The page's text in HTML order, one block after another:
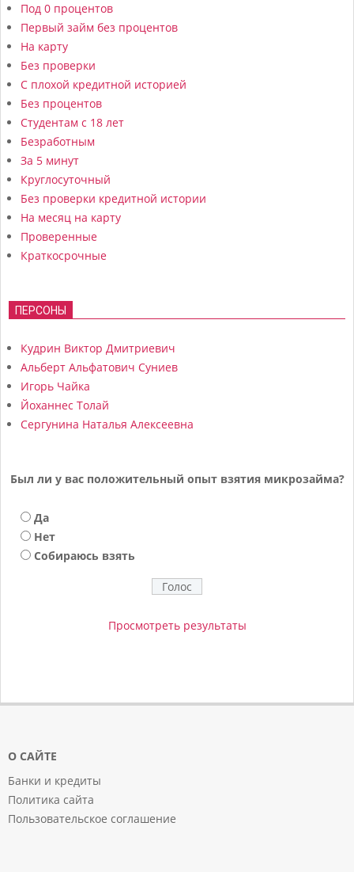
Под 0 процентов
Первый займ без процентов
На карту
Без проверки
С плохой кредитной историей
Без процентов
Студентам с 18 лет
Безработным
За 5 минут
Круглосуточный
Без проверки кредитной истории
На месяц на карту
Проверенные
Краткосрочные
ПЕРСОНЫ
Кудрин Виктор Дмитриевич
Альберт Альфатович Суниев
Игорь Чайка
Йоханнес Толай
Сергунина Наталья Алексеевна
Был ли у вас положительный опыт взятия микрозайма?
Да
Нет
Собираюсь взять
Просмотреть результаты
О САЙТЕ
Банки и кредиты
Политика сайта
Пользовательское соглашение